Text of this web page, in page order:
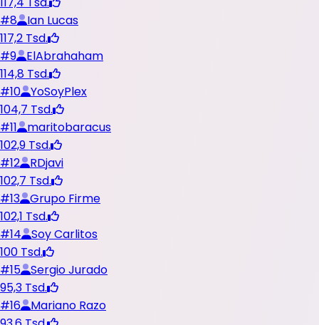
#8
Ian Lucas
117,2 Tsd.
#9
ElAbrahaham
114,8 Tsd.
#10
YoSoyPlex
104,7 Tsd.
#11
maritobaracus
102,9 Tsd.
#12
RDjavi
102,7 Tsd.
#13
Grupo Firme
102,1 Tsd.
#14
Soy Carlitos
100 Tsd.
#15
Sergio Jurado
95,3 Tsd.
#16
Mariano Razo